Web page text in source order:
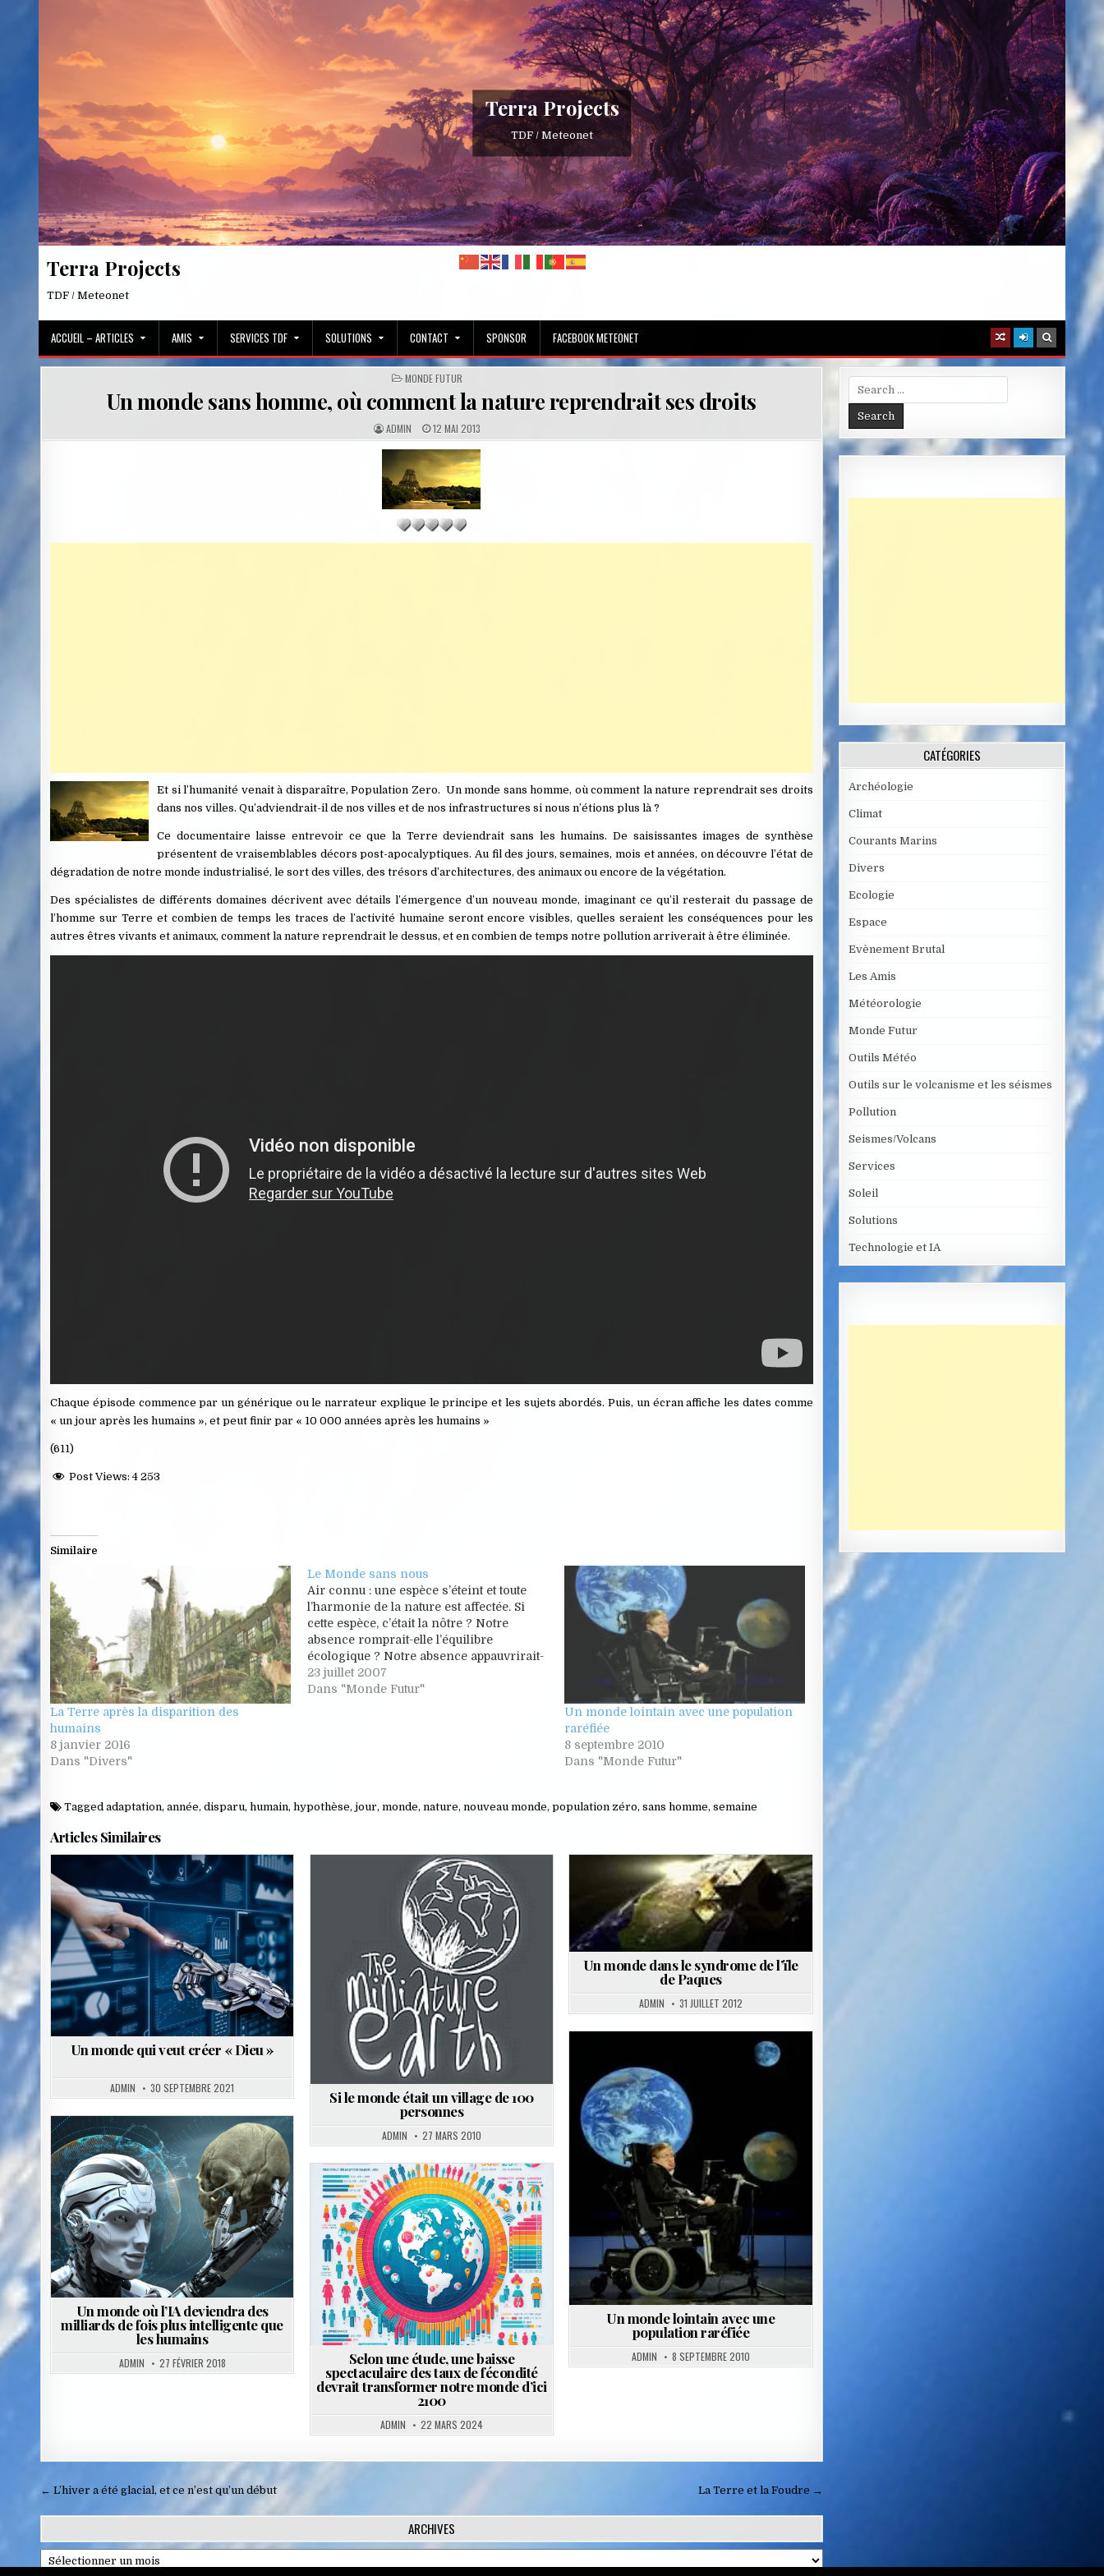
Terra Projects
TDF / Meteonet
Terra Projects
TDF / Meteonet
ACCUEIL – ARTICLES AMIS SERVICES TDF SOLUTIONS CONTACT SPONSOR FACEBOOK METEONET
POSTED
IN
MONDE FUTUR
Un monde sans homme, où comment la nature reprendrait ses droits
A
U
T
O
R
:
ADMIN P
U
B
L
I
S
H
E
D
D
A
T
E
12 MAI 2013
Et si l’humanité venait à disparaître, Population Zero. Un monde sans homme, où comment la nature reprendrait ses droits
dans nos villes. Qu’adviendrait-il de nos villes et de nos infrastructures si nous n’étions plus là ?
Ce documentaire laisse entrevoir ce que la Terre deviendrait sans les humains. De saisissantes images de synthèse
présentent de vraisemblables décors post-apocalyptiques. Au fil des jours, semaines, mois et années, on découvre l’état de
dégradation de notre monde industrialisé, le sort des villes, des trésors d’architectures, des animaux ou encore de la végétation.
Des spécialistes de différents domaines décrivent avec détails l’émergence d’un nouveau monde, imaginant ce qu’il resterait du passage de
l’homme sur Terre et combien de temps les traces de l’activité humaine seront encore visibles, quelles seraient les conséquences pour les
autres êtres vivants et animaux, comment la nature reprendrait le dessus, et en combien de temps notre pollution arriverait à être éliminée.
Chaque épisode commence par un générique ou le narrateur explique le principe et les sujets abordés. Puis, un écran affiche les dates comme
« un jour après les humains », et peut finir par « 10 000 années après les humains »
(611)
Post Views: 4 253
Similaire
La Terre après la disparition des
humains
8 janvier 2016
Dans "Divers"
Le Monde sans nous
Air connu : une espèce s’éteint et toute
l’harmonie de la nature est affectée. Si
cette espèce, c’était la nôtre ? Notre
absence romprait-elle l’équilibre
écologique ? Notre absence appauvrirait-
elle un tant soit peu notre bonne vieille
planète ? La réponse des scientifiques les
23 juillet 2007
Dans "Monde Futur"
Un monde lointain avec une population
raréfiée
8 septembre 2010
Dans "Monde Futur"
Taggedadaptation,année,disparu,humain,hypothèse,jour,monde,nature,nouveau monde,population zéro,sans homme,semaine
Articles Similaires
Posted
in
Un monde qui veut créer « Dieu »
ADMIN 30 SEPTEMBRE 2021
Posted
Si le monde était un village de 100
personnes
ADMIN 27 MARS 2010
Posted
in
Un monde dans le syndrome de l’ïle
de Paques
ADMIN 31 JUILLET 2012
Posted
in
Un monde lointain avec une
population raréfiée
ADMIN 8 SEPTEMBRE 2010
Posted
in
Un monde où l’IA deviendra des
milliards de fois plus intelligente que
les humains
ADMIN 27 FÉVRIER 2018
Posted
in
Selon une étude, une baisse
spectaculaire des taux de fécondité
devrait transformer notre monde d’ici
2100
ADMIN 22 MARS 2024
Navigation
de
l’article
← L’hiver a été glacial, et ce n’est qu’un début La Terre et la Foudre →
ARCHIVES
Archives
Search
for:
CATÉGORIES
Archéologie
Climat
Courants Marins
Divers
Ecologie
Espace
Evènement Brutal
Les Amis
Météorologie
Monde Futur
Outils Météo
Outils sur le volcanisme et les séismes
Pollution
Seismes/Volcans
Services
Soleil
Solutions
Technologie et IA